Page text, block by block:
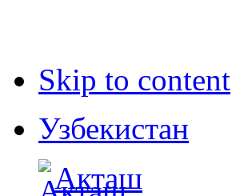
Skip to content
Узбекистан
Акташ